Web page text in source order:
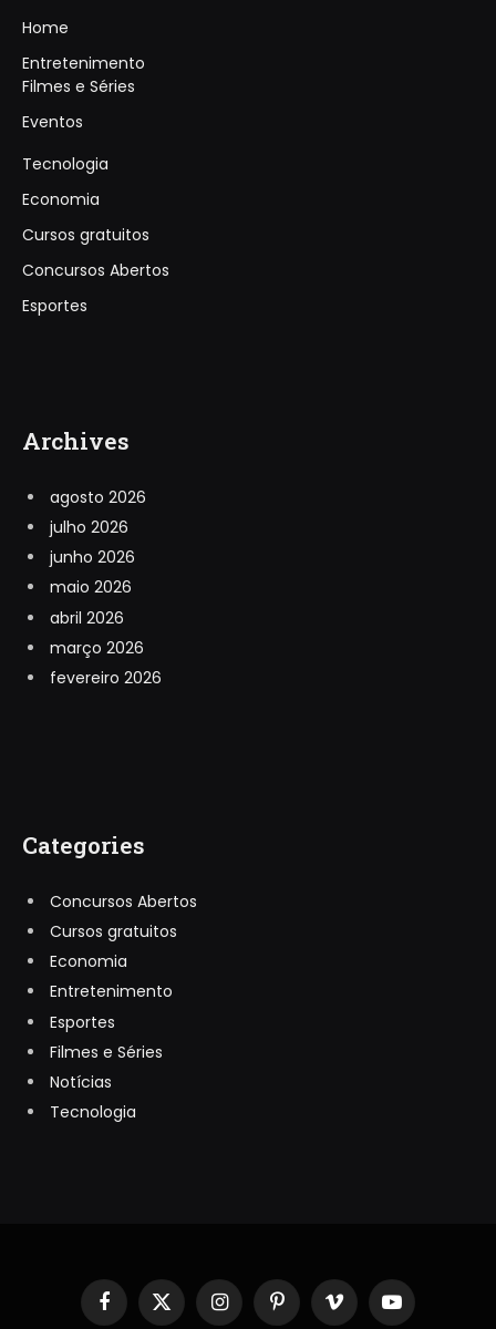
Home
Entretenimento
Filmes e Séries
Eventos
Tecnologia
Economia
Cursos gratuitos
Concursos Abertos
Esportes
Archives
agosto 2026
julho 2026
junho 2026
maio 2026
abril 2026
março 2026
fevereiro 2026
Categories
Concursos Abertos
Cursos gratuitos
Economia
Entretenimento
Esportes
Filmes e Séries
Notícias
Tecnologia
Facebook
X
InstagramPinterestVimeo YouTube